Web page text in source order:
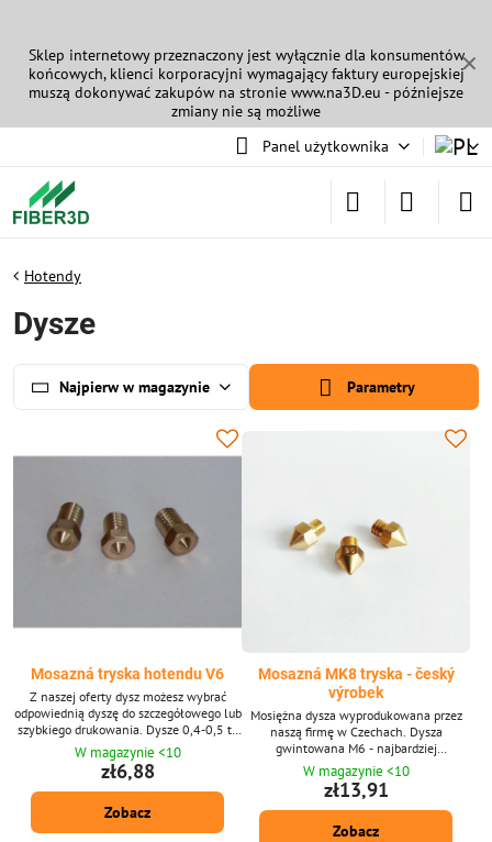
✕
Sklep internetowy przeznaczony jest wyłącznie dla konsumentów
końcowych, klienci korporacyjni wymagający faktury europejskiej
muszą dokonywać zakupów na stronie www.na3D.eu - późniejsze
zmiany nie są możliwe
Panel użytkownika
Hotendy
Dysze
Najpierw w magazynie Parametry
Mosazná tryska hotendu V6
Z naszej oferty dysz możesz wybrać
odpowiednią dyszę do szczegółowego lub
szybkiego drukowania. Dysze 0,4-0,5 to
kompromis między jakością a szybkością
drukowania.
W magazynie <10
zł6,88
Zobacz
Mosazná MK8 tryska - český
výrobek
Mosiężna dysza wyprodukowana przez
naszą firmę w Czechach. Dysza
gwintowana M6 - najbardziej
rozpowszechniony wątek w drukarzach
3D, może być używany w kilku typach,
kształt odpowiada najwięcej drukarek
Creality, Ender, ANET. Wykonane w
Czechach.
W magazynie <10
zł13,91
Zobacz